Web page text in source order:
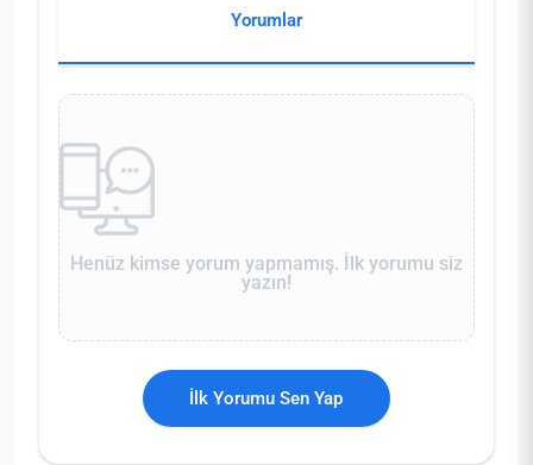
Yorumlar
Henüz kimse yorum yapmamış. İlk yorumu siz
yazın!
İlk Yorumu Sen Yap